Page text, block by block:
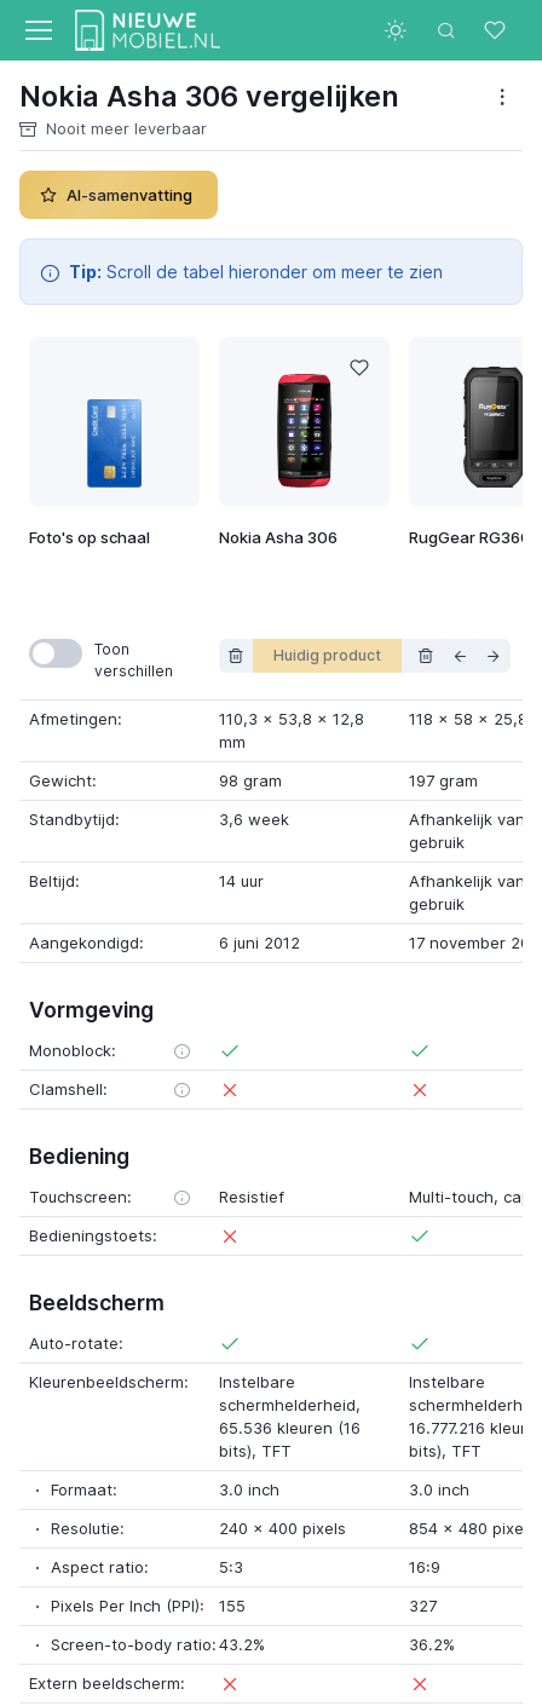
Nokia Asha 306 vergelijken
Nooit meer leverbaar
AI-samenvatting
Tip: Scroll de tabel hieronder om meer te zien
Foto's op schaal Nokia Asha 306 RugGear RG360
Toon
verschillen
Huidig product
Afmetingen: 110,3 x 53,8 x 12,8
mm
118 x 58 x 25,8
Gewicht: 98 gram
197 gram
Standbytijd:
3,6 week
Afhankelijk van
gebruik
Beltijd:
14 uur
Afhankelijk van
gebruik
Aangekondigd:
6 juni 2012 17 november
Vormgeving
Monoblock:
Clamshell:
Bediening
Touchscreen: Resistief Multi-touch,
Bedieningstoets:
Beeldscherm
Auto-rotate:
Kleurenbeeldscherm:
Instelbare
schermhelderheid,
65.536 kleuren (16
bits), TFT
Instelbare
16.777.216
bits), TFT
Formaat:
3.0 inch
3.0 inch
Resolutie:
240 x 400 pixels 854 x 480 pixels
Aspect ratio:
5:3
16:9
Pixels Per Inch (PPI):
155
327
Screen-to-body ratio:43.2%
36.2%
Extern beeldscherm: